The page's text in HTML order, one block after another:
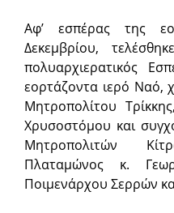
Αφ’ εσπέρας της
Δεκεμβρίου,
πολυαρχιερατικός
εορτάζοντα ιερό Ναό,
Μητροπολίτου
Χρυσοστόμου και
Μητροπολιτών
Πλαταμώνος κ.
Ποιμενάρχου Σερρών